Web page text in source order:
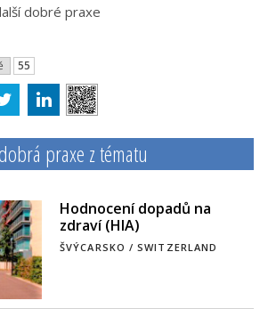
dobré praxe
55
praxe z tématu
Hodnocení dopadů na
zdraví (HIA)
ŠVÝCARSKO / SWITZERLAND